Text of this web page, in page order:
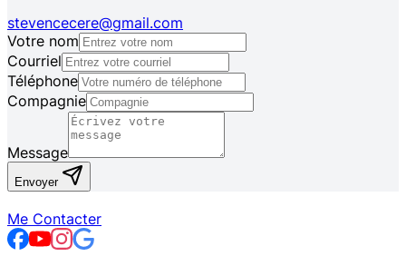
stevencecere@gmail.com
Votre nom
Courriel
Téléphone
Compagnie
Message
Envoyer
Me Contacter